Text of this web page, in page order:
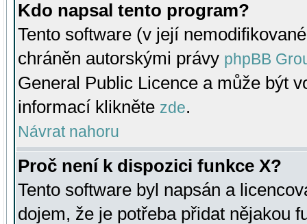
Kdo napsal tento program?
Tento software (v její
chráněn autorskými právy phpBB
General Public Licence a může být
informací klikněte zde.
Návrat nahoru
Proč není k dispozici funkce X?
Tento software byl napsán a
dojem, že je potřeba přidat nějakou